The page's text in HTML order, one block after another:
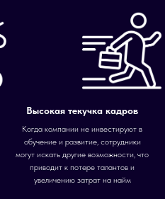
Высокая текучка кадров
Когда компании не инвестируют в
обучение и развитие, сотрудники
могут искать другие возможности, что
приводит к потере талантов и
увеличению затрат на найм